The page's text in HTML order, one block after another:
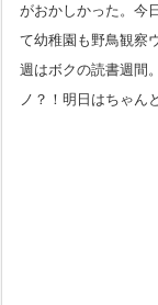
がおかしかった。今
て幼稚園も野鳥観察
週はボクの読書週間
ノ？！明日はちゃん